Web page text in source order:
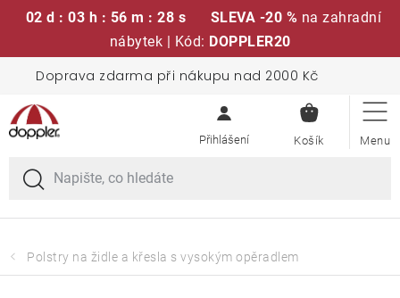
02 d : 03 h : 56 m : 28 s SLEVA -20 % na zahradní
nábytek | Kód: DOPPLER20
obsah
Doprava zdarma při nákupu nad 2000 Kč
KOŠÍK
Sedací soupravy
Slunečníky
Křesla a židle
Polstry na židle a křesla s vysokým opěradlem